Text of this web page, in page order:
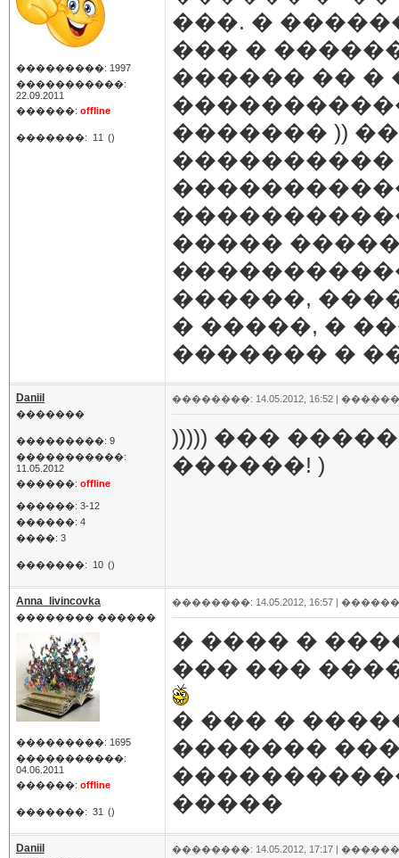
���������: 1997
�����������:
22.09.2011
������: offline
�������: 11 ()
���. �
��� �
������ �� �
������� ))
�����
������,
� �����, �
������� �
Daniil
�������
���������: 9
�����������:
11.05.2012
������: offline
������: 3-12
������: 4
����: 3
�������: 10 ()
��������: 14.05.2012, 16:52 |
))))) ���
������! )
Anna_livincovka
�������� ������
���������: 1695
�����������:
04.06.2011
������: offline
�������: 31 ()
��������: 14.05.2012, 16:57 |
� ���� �
��� ���
� ��� �
�������
�����
Daniil ��������: 14.05.2012, 17:17 |